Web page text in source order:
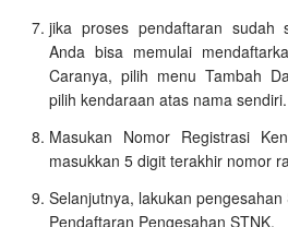
jika proses pendaftaran sudah
Anda bisa memulai
Caranya, pilih menu Tambah
pilih kendaraan atas nama sendiri.
Masukan Nomor Registrasi
masukkan 5 digit terakhir nomor
Selanjutnya, lakukan
Pendaftaran Pengesahan STNK.